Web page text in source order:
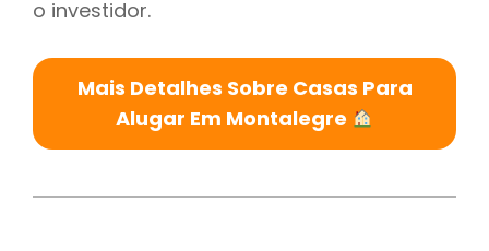
o investidor.
Mais Detalhes Sobre Casas Para
Alugar Em Montalegre